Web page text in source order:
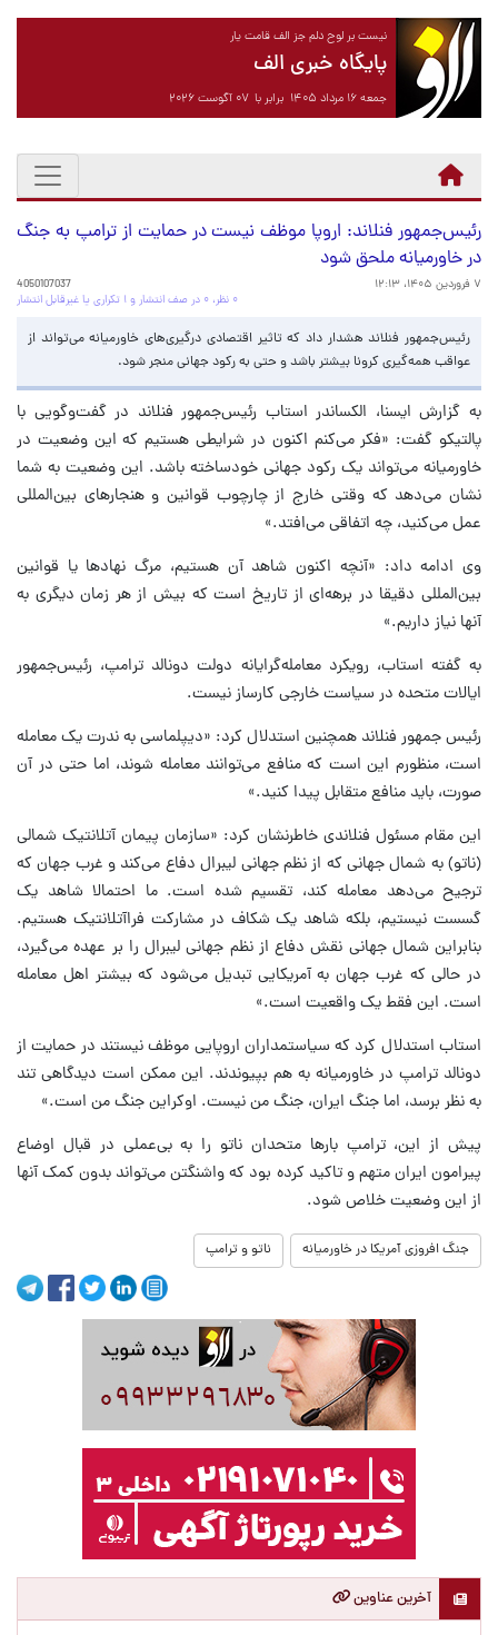
نیست بر لوح دلم جز الف قامت یار
پایگاه خبری الف
جمعه ۱۶ مرداد ۱۴۰۵ برابر با ۰۷ آگوست ۲۰۲۶
رئیس‌جمهور فنلاند: اروپا موظف نیست در حمایت از ترامپ به جنگ
در خاورمیانه ملحق شود
۷ فروردین ۱۴۰۵، ۱۲:۱۳
4050107037
۰ نظر، ۰ در صف انتشار و ۱ تکراری یا غیرقابل انتشار
رئیس‌جمهور فنلاند هشدار داد که تاثیر اقتصادی درگیری‌های خاورمیانه می‌تواند از
عواقب همه‌گیری کرونا بیشتر باشد و حتی به رکود جهانی منجر شود.
به گزارش ایسنا، الکساندر استاب رئیس‌جمهور فنلاند در گفت‌وگویی با
پالتیکو گفت: «فکر می‌کنم اکنون در شرایطی هستیم که این وضعیت در
خاورمیانه می‌تواند یک رکود جهانی خودساخته باشد. این وضعیت به شما
نشان می‌دهد که وقتی خارج از چارچوب قوانین و هنجارهای بین‌المللی
عمل می‌کنید، چه اتفاقی می‌افتد.»
وی ادامه داد: «آنچه اکنون شاهد آن هستیم، مرگ نهادها یا قوانین
بین‌المللی دقیقا در برهه‌ای از تاریخ است که بیش از هر زمان دیگری به
آنها نیاز داریم.»
به گفته استاب، رویکرد معامله‌گرایانه دولت دونالد ترامپ، رئیس‌جمهور
ایالات متحده در سیاست خارجی کارساز نیست.
رئیس جمهور فنلاند همچنین استدلال کرد: «دیپلماسی به ندرت یک معامله
است، منظورم این است که منافع می‌توانند معامله‌ شوند، اما حتی در آن
صورت، باید منافع متقابل پیدا کنید.»
این مقام مسئول فنلاندی خاطرنشان کرد: «سازمان پیمان آتلانتیک شمالی
(ناتو) به شمال جهانی که از نظم جهانی لیبرال دفاع می‌کند و غرب جهان که
ترجیح می‌دهد معامله کند، تقسیم شده است. ما احتمالا شاهد یک
گسست نیستیم، بلکه شاهد یک شکاف در مشارکت فراآتلانتیک هستیم.
بنابراین شمال جهانی نقش دفاع از نظم جهانی لیبرال را بر عهده می‌گیرد،
در حالی که غرب جهان به آمریکایی تبدیل می‌شود که بیشتر اهل معامله
است. این فقط یک واقعیت است.»
استاب استدلال کرد که سیاستمداران اروپایی موظف نیستند در حمایت از
دونالد ترامپ در خاورمیانه به هم بپیوندند. این ممکن است دیدگاهی تند
به نظر برسد، اما جنگ ایران، جنگ من نیست. اوکراین جنگ من است.»
پیش از این، ترامپ بارها متحدان ناتو را به بی‌عملی در قبال اوضاع
پیرامون ایران متهم و تاکید کرده بود که واشنگتن می‌تواند بدون کمک آنها
از این وضعیت خلاص شود.
جنگ افروزی آمریکا در خاورمیانه ناتو و ترامپ
آخرین عناوین